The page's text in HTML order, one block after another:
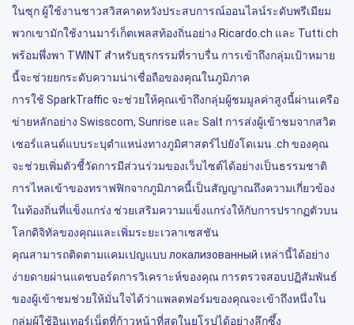
ในซุก ผู้ใช้งานชาวสวิสคาดหวังประสบการณ์ออนไลน์ระดับพรีเมียม
พวกเขามักใช้งานมาร์เก็ตเพลสท้องถิ่นอย่าง Ricardo.ch และ Tutti.ch
พร้อมพึ่งพา TWINT สำหรับธุรกรรมที่ราบรื่น การเข้าถึงกลุ่มเป้าหมาย
นี้จะช่วยยกระดับความน่าเชื่อถือของคุณในภูมิภาค
การใช้ SparkTraffic จะช่วยให้คุณเข้าถึงกลุ่มผู้ชมมูลค่าสูงนี้ผ่านเครือ
ข่ายหลักอย่าง Swisscom, Sunrise และ Salt การส่งผู้เข้าชมจากสวิต
เซอร์แลนด์แบบระบุตำแหน่งทางภูมิศาสตร์ไปยังโดเมน .ch ของคุณ
จะช่วยเพิ่มตัวชี้วัดการมีส่วนร่วมของเว็บไซต์ได้อย่างเป็นธรรมชาติ
การไหลเข้าของทราฟฟิกจากภูมิภาคนี้เป็นสัญญาณถึงความเกี่ยวข้อง
ในท้องถิ่นที่แข็งแกร่ง ช่วยเสริมความแข็งแกร่งให้กับการปรากฏตัวบน
โลกดิจิทัลของคุณและเพิ่มระยะเวลาเซสชัน
คุณสามารถติดตามแคมเปญแบบ локализованный เหล่านี้ได้อย่าง
ง่ายดายผ่านแดชบอร์ดการวิเคราะห์ของคุณ การตรวจสอบปฏิสัมพันธ์
ของผู้เข้าชมช่วยให้มั่นใจได้ว่าแพลตฟอร์มของคุณจะเข้าถึงหนึ่งใน
กลุ่มผู้ใช้อินเทอร์เน็ตที่ก้าวหน้าที่สุดในยุโรปได้อย่างลึกซึ้ง